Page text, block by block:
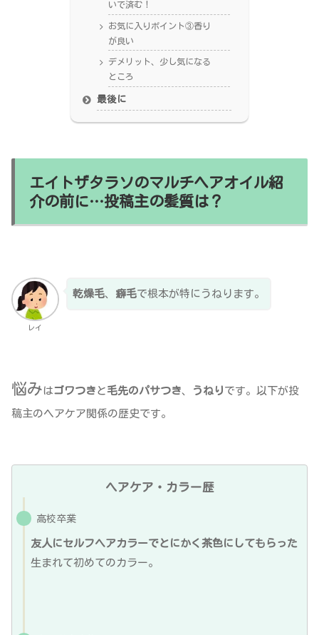
いで済む！
お気に入りポイント③香り
が良い
デメリット、少し気になる
ところ
最後に
エイトザタラソのマルチヘアオイル紹
介の前に…投稿主の髪質は？
レイ
乾燥毛、 癖毛で根本が特にうねります。
悩み はゴワつき と毛先のパサつき、 うねり です。以下が投
稿主のヘアケア関係の歴史です。
ヘアケア・カラー歴
高校卒業
友人にセルフヘアカラーでとにかく茶色にしてもらった
生まれて初めてのカラー。